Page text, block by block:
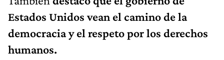
Estados Unidos vean el camino de la
democracia y el respeto por los derechos
humanos.